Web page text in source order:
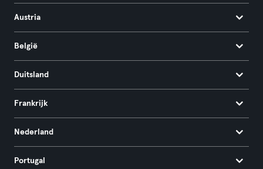
Austria
België
Duitsland
Frankrijk
Nederland
Portugal